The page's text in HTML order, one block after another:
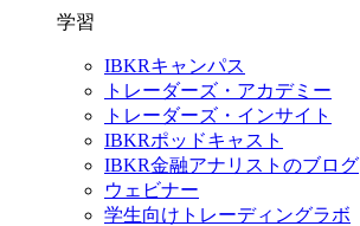
学習
IBKRキャンパス
トレーダーズ・アカデミー
トレーダーズ・インサイト
IBKRポッドキャスト
IBKR金融アナリストのブログ
ウェビナー
学生向けトレーディングラボ